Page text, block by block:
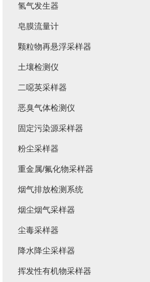
氢气发生器
皂膜流量计
颗粒物再悬浮采样器
土壤检测仪
二噁英采样器
恶臭气体检测仪
固定污染源采样器
粉尘采样器
重金属/氟化物采样器
烟气排放检测系统
烟尘烟气采样器
尘毒采样器
降水降尘采样器
挥发性有机物采样器